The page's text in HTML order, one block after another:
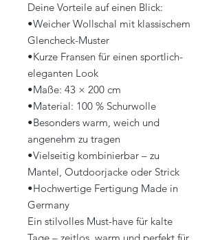
Deine Vorteile auf einen Blick:
•Weicher Wollschal mit klassischem
Glencheck-Muster
•Kurze Fransen für einen sportlich-
eleganten Look
•Maße: 43 × 200 cm
•Material: 100 % Schurwolle
•Besonders warm, weich und
angenehm zu tragen
•Vielseitig kombinierbar – zu
Mantel, Outdoorjacke oder Strick
•Hochwertige Fertigung Made in
Germany
Ein stilvolles Must-have für kalte